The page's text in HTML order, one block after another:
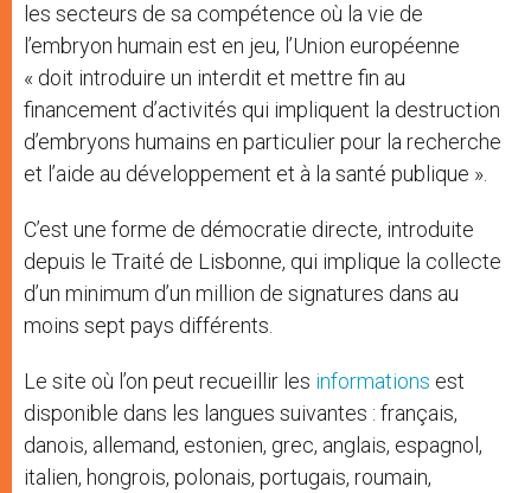
les secteurs de sa compétence où la vie de
l’embryon humain est en jeu, l’Union européenne
« doit introduire un interdit et mettre fin au
financement d’activités qui impliquent la destruction
d’embryons humains en particulier pour la recherche
et l’aide au développement et à la santé publique ».
C’est une forme de démocratie directe, introduite
depuis le Traité de Lisbonne, qui implique la collecte
d’un minimum d’un million de signatures dans au
moins sept pays différents.
Le site où l’on peut recueillir les informations est
disponible dans les langues suivantes : français,
danois, allemand, estonien, grec, anglais, espagnol,
italien, hongrois, polonais, portugais, roumain,